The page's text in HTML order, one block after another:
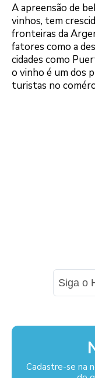
A apreensão de
vinhos, tem
fronteiras da
fatores como a
cidades como
o vinho é um dos
turistas no
Siga o
Cadastre-se na